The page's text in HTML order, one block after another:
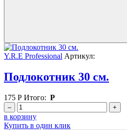
Y.R.E Professional Артикул:
Подлокотник 30 см.
175 Р Итого: Р
– +
в корзину
Купить в один клик